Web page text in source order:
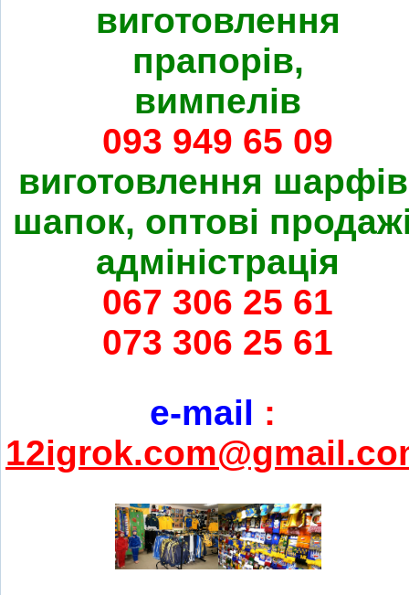
виготовлення
прапорів,
вимпелів
093 949 65 09
виготовлення
шапок, оптові
адміністрація
067 306 25 61
073 306 25 61
e-mail :